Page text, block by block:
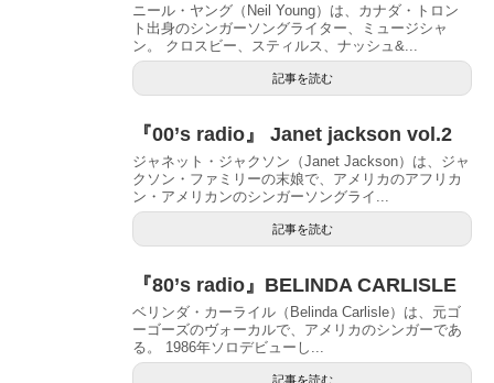
ニール・ヤング（Neil Young）は、カナダ・トロン
ト出身のシンガーソングライター、ミュージシャ
ン。 クロスビー、スティルス、ナッシュ&...
記事を読む
『00’s radio』 Janet jackson vol.2
ジャネット・ジャクソン（Janet Jackson）は、ジャ
クソン・ファミリーの末娘で、アメリカのアフリカ
ン・アメリカンのシンガーソングライ...
記事を読む
『80’s radio』BELINDA CARLISLE
ベリンダ・カーライル（Belinda Carlisle）は、元ゴ
ーゴーズのヴォーカルで、アメリカのシンガーであ
る。 1986年ソロデビューし...
記事を読む